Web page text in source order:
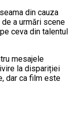
din cauza
a urmări scene
ceva din talentul
mesajele
la dispariției
dar ca film este